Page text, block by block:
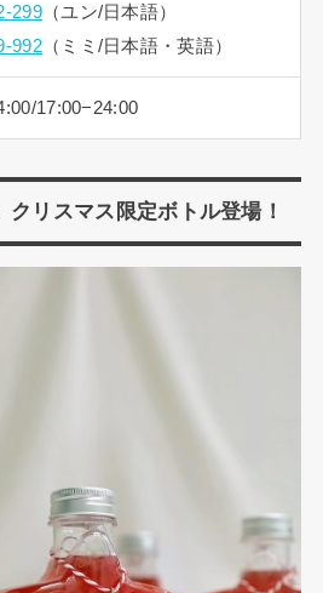
299（ユン/日本語）
992（ミミ/日本語・英語）
17:00−24:00
クリスマス限定ボトル登場！